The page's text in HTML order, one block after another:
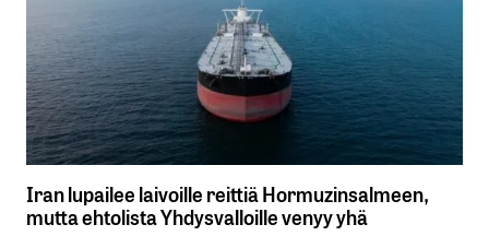
Iran lupailee laivoille reittiä Hormuzinsalmeen,
mutta ehtolista Yhdysvalloille venyy yhä